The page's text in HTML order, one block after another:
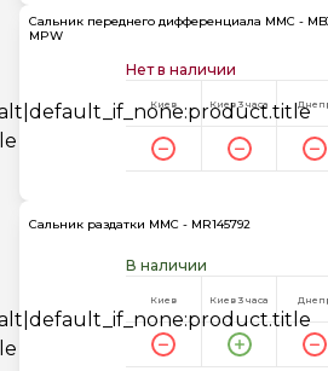
Сальник переднего дифференциала MMC -
MPW
Нет в наличии
Киев Киев 3 часа
Сальник раздатки MMC - MR145792
В наличии
Киев Киев 3 часа